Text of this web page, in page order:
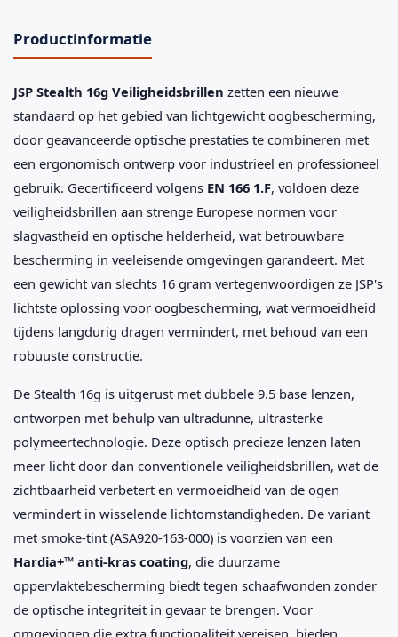
Productinformatie
JSP Stealth 16g Veiligheidsbrillen zetten een nieuwe
standaard op het gebied van lichtgewicht oogbescherming,
door geavanceerde optische prestaties te combineren met
een ergonomisch ontwerp voor industrieel en professioneel
gebruik. Gecertificeerd volgens EN 166 1.F, voldoen deze
veiligheidsbrillen aan strenge Europese normen voor
slagvastheid en optische helderheid, wat betrouwbare
bescherming in veeleisende omgevingen garandeert. Met
een gewicht van slechts 16 gram vertegenwoordigen ze JSP's
lichtste oplossing voor oogbescherming, wat vermoeidheid
tijdens langdurig dragen vermindert, met behoud van een
robuuste constructie.
De Stealth 16g is uitgerust met dubbele 9.5 base lenzen,
ontworpen met behulp van ultradunne, ultrasterke
polymeertechnologie. Deze optisch precieze lenzen laten
meer licht door dan conventionele veiligheidsbrillen, wat de
zichtbaarheid verbetert en vermoeidheid van de ogen
vermindert in wisselende lichtomstandigheden. De variant
met smoke-tint (ASA920-163-000) is voorzien van een
Hardia+™ anti-kras coating, die duurzame
oppervlaktebescherming biedt tegen schaafwonden zonder
de optische integriteit in gevaar te brengen. Voor
omgevingen die extra functionaliteit vereisen, bieden